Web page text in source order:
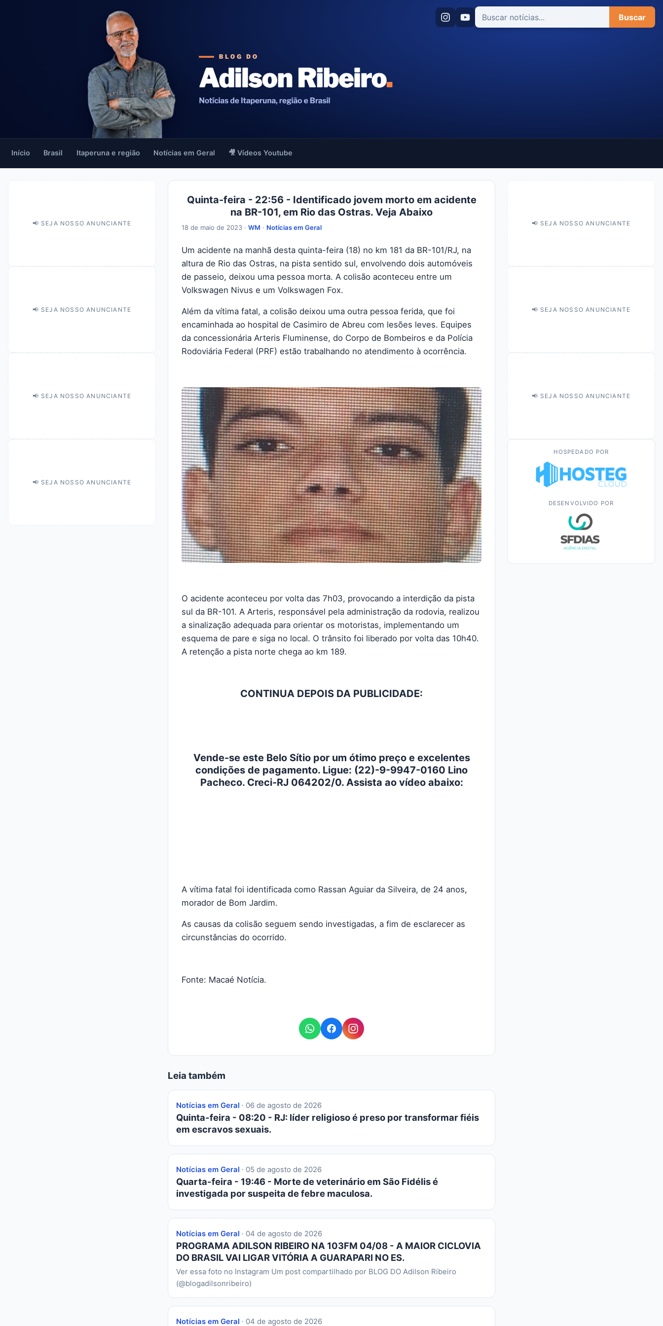
Buscar
Início Brasil Itaperuna e região Notícias em Geral 🎥 Vídeos Youtube
📢 SEJA NOSSO ANUNCIANTE
📢 SEJA NOSSO ANUNCIANTE
📢 SEJA NOSSO ANUNCIANTE
📢 SEJA NOSSO ANUNCIANTE
Quinta-feira - 22:56 - Identificado jovem morto em acidente
na BR-101, em Rio das Ostras. Veja Abaixo
18 de maio de 2023 ·WM · Notícias em Geral
Um acidente na manhã desta quinta-feira (18) no km 181 da BR-101/RJ, na
altura de Rio das Ostras, na pista sentido sul, envolvendo dois automóveis
de passeio, deixou uma pessoa morta. A colisão aconteceu entre um
Volkswagen Nivus e um Volkswagen Fox.
Além da vítima fatal, a colisão deixou uma outra pessoa ferida, que foi
encaminhada ao hospital de Casimiro de Abreu com lesões leves. Equipes
da concessionária Arteris Fluminense, do Corpo de Bombeiros e da Polícia
Rodoviária Federal (PRF) estão trabalhando no atendimento à ocorrência.
O acidente aconteceu por volta das 7h03, provocando a interdição da pista
sul da BR-101. A Arteris, responsável pela administração da rodovia, realizou
a sinalização adequada para orientar os motoristas, implementando um
esquema de pare e siga no local. O trânsito foi liberado por volta das 10h40.
A retenção a pista norte chega ao km 189.
CONTINUA DEPOIS DA PUBLICIDADE:
Vende-se este Belo Sítio por um ótimo preço e excelentes
condições de pagamento. Ligue: (22)-9-9947-0160 Lino
Pacheco. Creci-RJ 064202/0. Assista ao vídeo abaixo:
A vítima fatal foi identificada como Rassan Aguiar da Silveira, de 24 anos,
morador de Bom Jardim.
As causas da colisão seguem sendo investigadas, a fim de esclarecer as
circunstâncias do ocorrido.
Fonte: Macaé Notícia.
Leia também
Notícias em Geral · 06 de agosto de 2026
Quinta-feira - 08:20 - RJ: líder religioso é preso por transformar fiéis
em escravos sexuais.
Notícias em Geral · 05 de agosto de 2026
Quarta-feira - 19:46 - Morte de veterinário em São Fidélis é
investigada por suspeita de febre maculosa.
Notícias em Geral · 04 de agosto de 2026
PROGRAMA ADILSON RIBEIRO NA 103FM 04/08 - A MAIOR CICLOVIA
DO BRASIL VAI LIGAR VITÓRIA A GUARAPARI NO ES.
Ver essa foto no Instagram Um post compartilhado por BLOG DO Adilson Ribeiro
(@blogadilsonribeiro)
Notícias em Geral · 04 de agosto de 2026
📢 SEJA NOSSO ANUNCIANTE
📢 SEJA NOSSO ANUNCIANTE
📢 SEJA NOSSO ANUNCIANTE
HOSPEDADO POR
DESENVOLVIDO POR